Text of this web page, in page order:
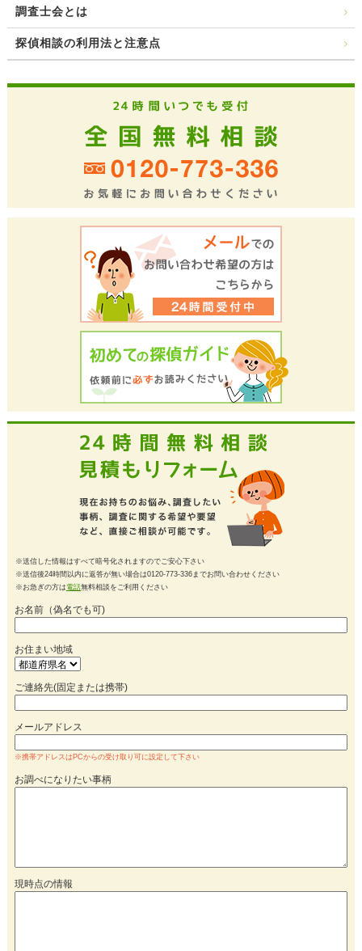
調査士会とは
探偵相談の利用法と注意点
※送信した情報はすべて暗号化されますのでご安心下さい
※送信後24時間以内に返答が無い場合は0120-773-336までお問い合わせください
※お急ぎの方は 電話無料相談をご利用ください
お名前（偽名でも可)
お住まい地域
ご連絡先(固定または携帯)
メールアドレス
※携帯アドレスはPCからの受け取り可に設定して下さい
お調べになりたい事柄
現時点の情報